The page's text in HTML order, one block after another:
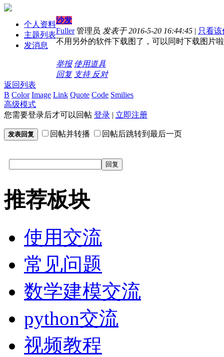
个人资料
主题列表
发消息
沙发
Fuller 管理员 发表于 2016-5-20 16:44:45 | 只看该
不用另外的软件下载图了，可以同时下载图片
举报 使用道具
回复 支持 反对
返回列表
B Color Image Link Quote Code Smilies
高级模式
您需要登录后才可以回帖 登录 | 立即注册
发表回复 回帖并转播 回帖后跳转到最后一页
回复
推荐板块
使用交流
常见问题
数学建模交流
python交流
视频教程